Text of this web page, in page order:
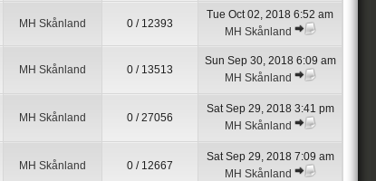
MH Skånland 0 / 12393
Tue Oct 02, 2018 6:52 am
MH Skånland
MH Skånland 0 / 13513
Sun Sep 30, 2018 6:09 am
MH Skånland
MH Skånland 0 / 27056
Sat Sep 29, 2018 3:41 pm
MH Skånland
MH Skånland 0 / 12667
Sat Sep 29, 2018 7:09 am
MH Skånland